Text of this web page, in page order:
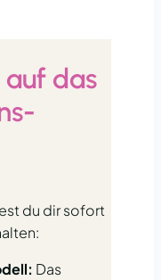
das
du dir sofort
Das